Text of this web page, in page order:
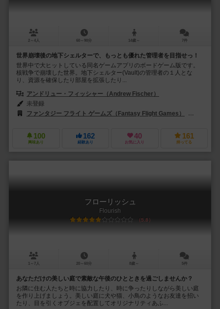
2～4人 60～90分 14歳～ 7件
世界崩壊後の地下シェルターで、もっとも優れた管理者を目指せっ！
世界中で大ヒットしている同名ゲームアプリのボードゲーム版です。
核戦争で崩壊した世界。地下シェルター(Vault)の管理者の１人とな
り、資源を確保したり部屋を拡張したり...
アンドリュー・フィッシャー（Andrew Fischer）
未登録
ファンタジー フライト ゲームズ（Fantasy Flight Games）
100
興味あり
162
経験あり
40
お気に入り
161
持ってる
フローリッシュ
Flourish
5.8
1～7人 20～60分 8歳～ 5件
あなただけの美しい庭で素敵な午後のひとときを過ごしませんか？
お隣に住む人たちと時に協力したり、時に争ったりしながら美しい庭
を作り上げましょう。美しい庭に犬や猫、小鳥のようなお友達を招い
たり、目を引くオブジェを配置してオリジナリティあふ...